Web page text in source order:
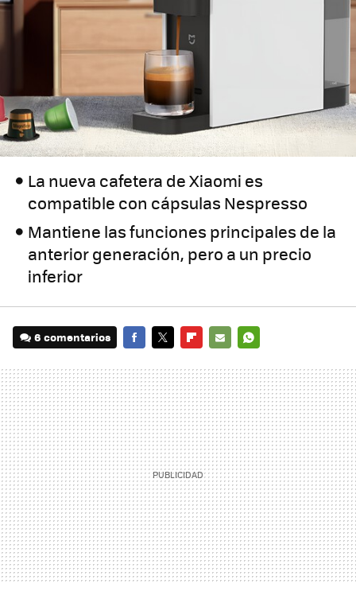
La nueva cafetera de Xiaomi es
compatible con cápsulas Nespresso
Mantiene las funciones principales de la
anterior generación, pero a un precio
inferior
6 comentarios
MAIL